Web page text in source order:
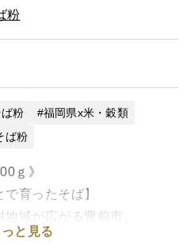
粉
粉
福岡県x米・穀類
ば粉
ｇ》
育ったそば】
域が広がる豊前市。
ん）から湧き出る清流・岩岳
っと見る